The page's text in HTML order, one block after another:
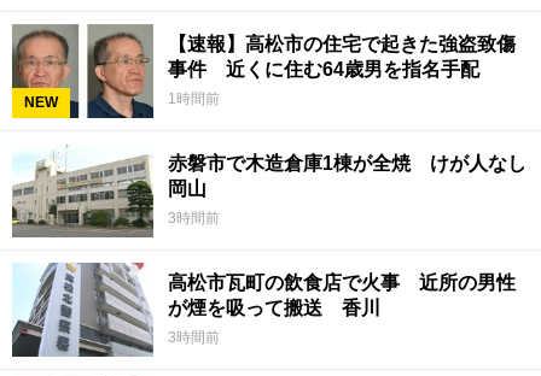
NEW
【速報】高松市の住宅で起きた強盗致傷
事件 近くに住む64歳男を指名手配
1時間前
赤磐市で木造倉庫1棟が全焼 けが人なし
岡山
3時間前
高松市瓦町の飲食店で火事 近所の男性
が煙を吸って搬送 香川
3時間前